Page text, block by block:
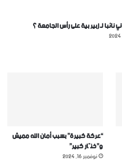
نائبا لـ زبير بية على رأس الجامعة ؟
“عركة كبيرة” بسبب أمان الله مميش
و”خنّار كبير”
نوفمبر 16, 2024